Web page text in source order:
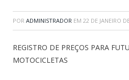
POR ADMINISTRADOR EM 22 DE JANEIRO
REGISTRO DE PREÇOS PARA
MOTOCICLETAS